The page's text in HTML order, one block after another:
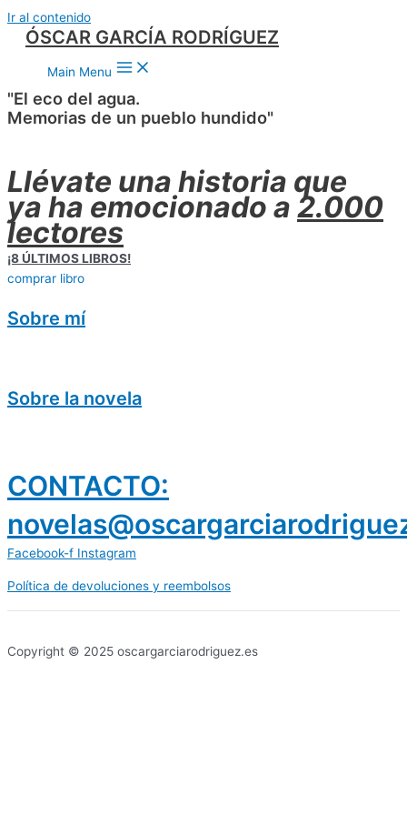
Ir al contenido
ÓSCAR GARCÍA RODRÍGUEZ
Main Menu
"El eco del agua.
Memorias de un pueblo hundido"
Llévate una historia que
ya ha emocionado a 2.000
lectores
¡8 ÚLTIMOS LIBROS!
comprar libro
Sobre mí
Sobre la novela
CONTACTO:
Facebook-f Instagram
Política de devoluciones y reembolsos
Copyright © 2025 oscargarciarodriguez.es